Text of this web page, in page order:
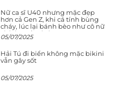
Nữ ca sĩ U40 nhưng mặc đẹp
hơn cả Gen Z, khi cá tính bùng
cháy, lúc lại bánh bèo như cô nữ
chính ngôn tình
05/07/2025
Hải Tú đi biển không mặc bikini
vẫn gây sốt
05/07/2025